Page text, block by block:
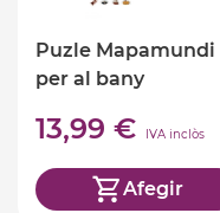
Puzle Mapamundi
per al bany
13,99 € IVA inclòs
Afegir